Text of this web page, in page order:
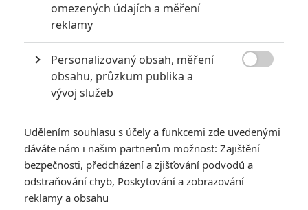
POSLEDNÍ KOMENTOVANÉ
ČLÁNEK | 01.08.2026 16:40
Marvel nečekaně zrušil již schválené pokračování
拆彈專家
1 ČLÁNEK | 30.07.2026 20:14
Děti krve a kostí: Regulérní trailer představuje akční fantasy
dobrodružství s vůní Afriky
omezených údajích a měření
reklamy
Personalizovaný obsah, měření
obsahu, průzkum publika a
vývoj služeb
Udělením souhlasu s účely a funkcemi zde uvedenými
dáváte nám i našim partnerům možnost: Zajištění
bezpečnosti, předcházení a zjišťování podvodů a
odstraňování chyb, Poskytování a zobrazování
reklamy a obsahu